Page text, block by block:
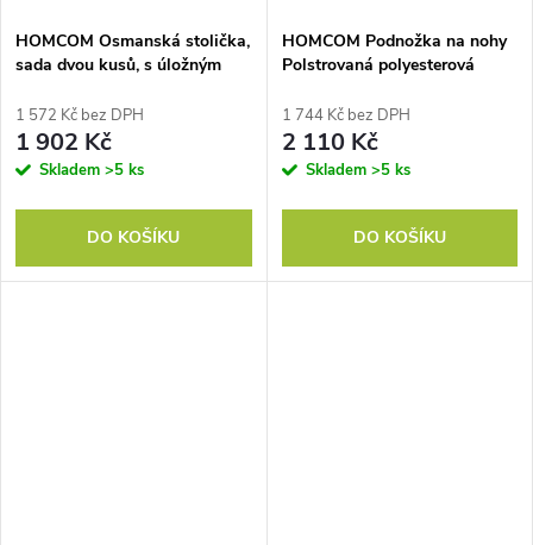
HOMCOM Osmanská stolička,
sada dvou kusů, s úložným
potah ve vzhledu manšestru,
krémově bílá, 40 x 40 x 41 cm
1 572 Kč bez DPH
1 902 Kč
Skladem >5 ks
DO KOŠÍKU
HOMCOM Podnožka na nohy
Polstrovaná polyesterová
44,5 x 41,5 cm
1 744 Kč bez DPH
2 110 Kč
Skladem >5 ks
DO KOŠÍKU